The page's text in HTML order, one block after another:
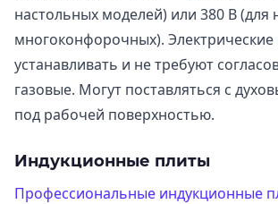
настольных моделей) или 380 В (для
многоконфорочных).
устанавливать и не требуют
газовые. Могут поставляться с
под рабочей поверхностью.
Индукционные плиты
Профессиональные индукционные